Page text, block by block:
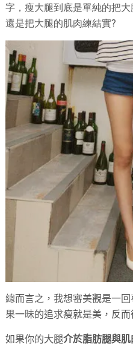
字，瘦大腿到底是單純的把
還是把大腿的肌肉練結實?
總而言之，我想審美觀是一
果一昧的追求瘦就是美，反
如果你的大腿介於脂肪腿與肌